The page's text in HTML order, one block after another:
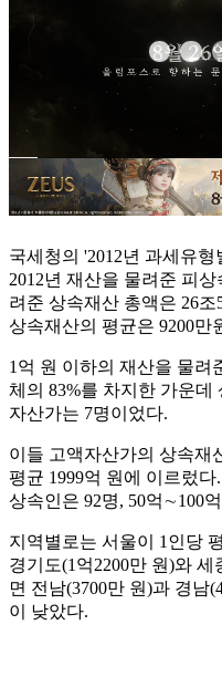
국세청의 '2012년 과세유
2012년 재산을 물려준 피
려준 상속재산 총액은 26조
상속재산의 평균은 9200만
1억 원 이하의 재산을 물려
체의 83%를 차지한 가운데
자산가는 7명이었다.
이들 고액자산가의 상속재
평균 1999억 원에 이르렀
상속인은 92명, 50억∼100
지역별로는 서울이 1인당
경기도(1억2200만 원)와
면 전남(3700만 원)과 경남
이 낮았다.